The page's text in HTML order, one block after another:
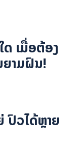
ເມື່ອຕ້ອງ
ຍາມຝົນ!
ວໄດ້ຫຼາຍ